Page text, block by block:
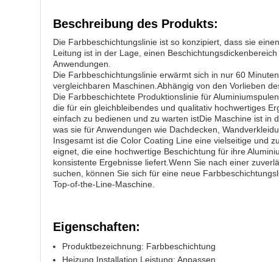
Beschreibung des Produkts:
Die Farbbeschichtungslinie ist so konzipiert, dass sie
Leitung ist in der Lage, einen
Anwendungen.
Die Farbbeschichtungslinie erwärmt sich in nur 60
vergleichbaren Maschinen.Abhängig von den Vorlieben
Die Farbbeschichtete Produktionslinie für
die für ein gleichbleibendes und qualitativ hochwertiges
einfach zu bedienen und zu warten istDie Maschine ist in
was sie für Anwendungen wie Dachdecken,
Insgesamt ist die Color Coating Line eine vielseitige und
eignet, die eine hochwertige Beschichtung für ihre
konsistente Ergebnisse liefert.Wenn Sie nach einer
suchen, können Sie sich für eine neue
Top-of-the-Line-Maschine.
Eigenschaften:
Produktbezeichnung: Farbbeschichtung
Heizung Installation Leistung: Anpassen